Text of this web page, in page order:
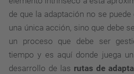
de que la adaptación no se
una única acción, sino que debe
un proceso que debe ser
tiempo y es aquí donde juega
desarrollo de las rutas de